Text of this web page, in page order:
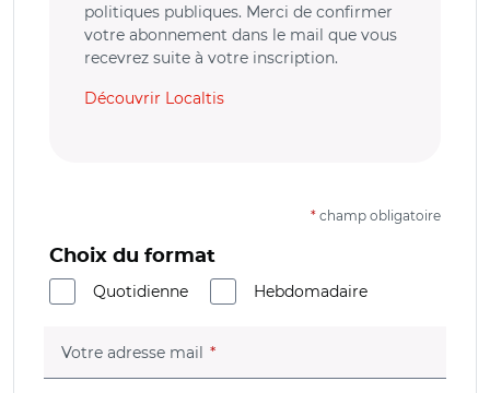
politiques publiques. Merci de confirmer
votre abonnement dans le mail que vous
recevrez suite à votre inscription.
Découvrir Localtis
* champ obligatoire
Choix du format
Quotidienne
Hebdomadaire
Votre adresse mail (champ obligatoire)